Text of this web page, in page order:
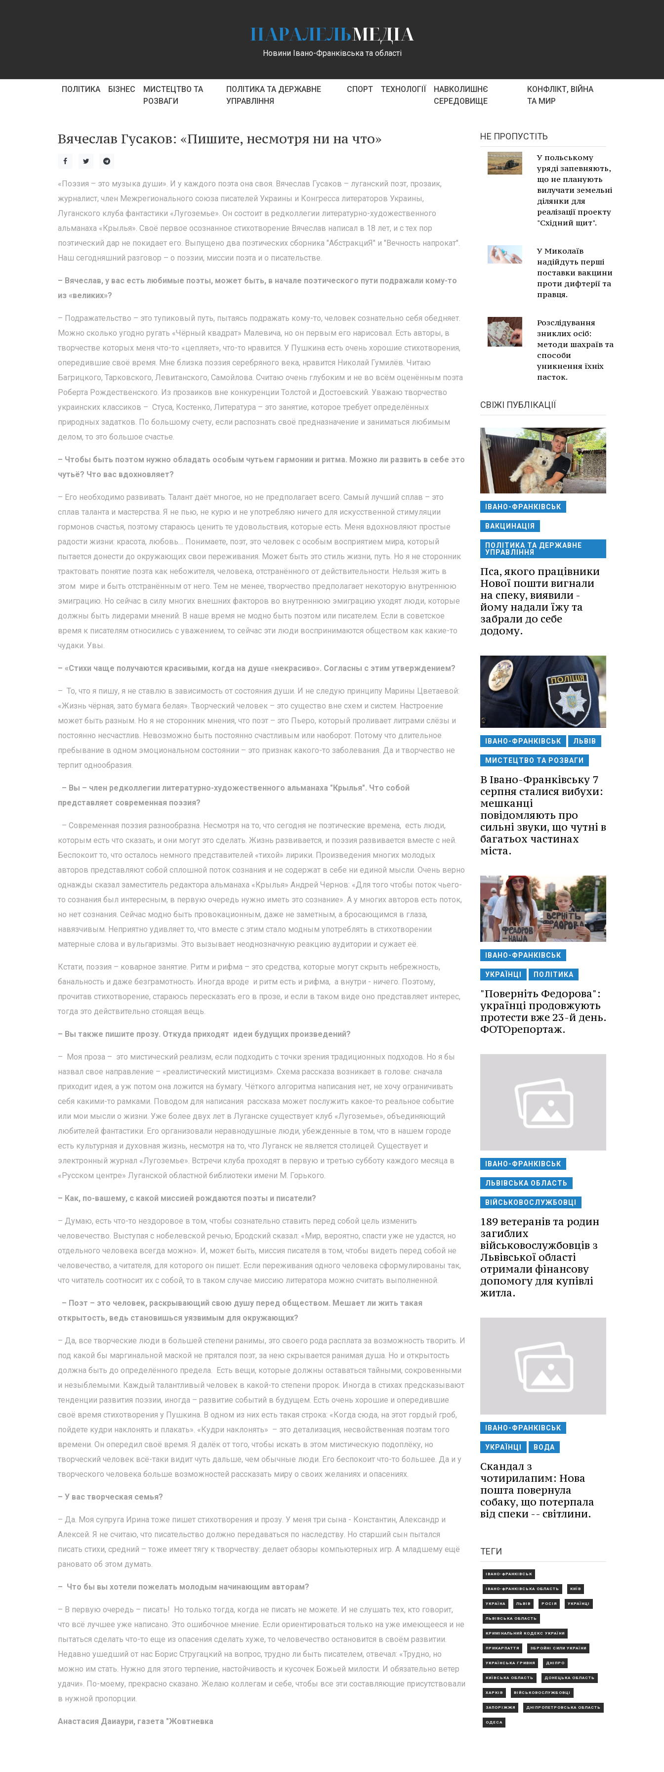
ПАРАЛЕЛЬМЕДІА
Новини Івано-Франківська та області
ПОЛІТИКА БІЗНЕС
МИСТЕЦТВО ТА
РОЗВАГИ
ПОЛІТИКА ТА ДЕРЖАВНЕ
УПРАВЛІННЯ
СПОРТ ТЕХНОЛОГІЇ
НАВКОЛИШНЄ
СЕРЕДОВИЩЕ
КОНФЛІКТ, ВІЙНА
ТА МИР
Вячеслав Гусаков: «Пишите, несмотря ни на что»
«Поэзия – это музыка души». И у каждого поэта она своя. Вячеслав Гусаков – луганский поэт, прозаик,
журналист, член Межрегионального союза писателей Украины и Конгресса литераторов Украины,
Луганского клуба фантастики «Лугоземье». Он состоит в редколлегии литературно-художественного
альманаха «Крылья». Своё первое осознанное стихотворение Вячеслав написал в 18 лет, и с тех пор
поэтический дар не покидает его. Выпущено два поэтических сборника "АбстракциЯ" и "Вечность напрокат".
Наш сегодняшний разговор – о поэзии, миссии поэта и о писательстве.
– Вячеслав, у вас есть любимые поэты, может быть, в начале поэтического пути подражали кому-то
из «великих»?
– Подражательство – это тупиковый путь, пытаясь подражать кому-то, человек сознательно себя обедняет.
Можно сколько угодно ругать «Чёрный квадрат» Малевича, но он первым его нарисовал. Есть авторы, в
творчестве которых меня что-то «цепляет», что-то нравится. У Пушкина есть очень хорошие стихотворения,
опередившие своё время. Мне близка поэзия серебряного века, нравится Николай Гумилёв. Читаю
Багрицкого, Тарковского, Левитанского, Самойлова. Считаю очень глубоким и не во всём оценённым поэта
Роберта Рождественского. Из прозаиков вне конкуренции Толстой и Достоевский. Уважаю творчество
украинских классиков – Стуса, Костенко, Литература – это занятие, которое требует определённых
природных задатков. По большому счету, если распознать своё предназначение и заниматься любимым
делом, то это большое счастье.
– Чтобы быть поэтом нужно обладать особым чутьем гармонии и ритма. Можно ли развить в себе это
чутьё? Что вас вдохновляет?
– Его необходимо развивать. Талант даёт многое, но не предполагает всего. Самый лучший сплав – это
сплав таланта и мастерства. Я не пью, не курю и не употребляю ничего для искусственной стимуляции
гормонов счастья, поэтому стараюсь ценить те удовольствия, которые есть. Меня вдохновляют простые
радости жизни: красота, любовь… Понимаете, поэт, это человек с особым восприятием мира, который
пытается донести до окружающих свои переживания. Может быть это стиль жизни, путь. Но я не сторонник
трактовать понятие поэта как небожителя, человека, отстранённого от действительности. Нельзя жить в
этом мире и быть отстранённым от него. Тем не менее, творчество предполагает некоторую внутреннюю
эмиграцию. Но сейчас в силу многих внешних факторов во внутреннюю эмиграцию уходят люди, которые
должны быть лидерами мнений. В наше время не модно быть поэтом или писателем. Если в советское
время к писателям относились с уважением, то сейчас эти люди воспринимаются обществом как какие-то
чудаки. Увы.
– «Стихи чаще получаются красивыми, когда на душе «некрасиво». Согласны с этим утверждением?
– То, что я пишу, я не ставлю в зависимость от состояния души. И не следую принципу Марины Цветаевой:
«Жизнь чёрная, зато бумага белая». Творческий человек – это существо вне схем и систем. Настроение
может быть разным. Но я не сторонник мнения, что поэт – это Пьеро, который проливает литрами слёзы и
постоянно несчастлив. Невозможно быть постоянно счастливым или наоборот. Потому что длительное
пребывание в одном эмоциональном состоянии – это признак какого-то заболевания. Да и творчество не
терпит однообразия.
– Вы – член редколлегии литературно-художественного альманаха "Крылья". Что собой
представляет современная поэзия?
– Современная поэзия разнообразна. Несмотря на то, что сегодня не поэтические времена, есть люди,
которым есть что сказать, и они могут это сделать. Жизнь развивается, и поэзия развивается вместе с ней.
Беспокоит то, что осталось немного представителей «тихой» лирики. Произведения многих молодых
авторов представляют собой сплошной поток сознания и не содержат в себе ни единой мысли. Очень верно
однажды сказал заместитель редактора альманаха «Крылья» Андрей Чернов: «Для того чтобы поток чьего-
то сознания был интересным, в первую очередь нужно иметь это сознание». А у многих авторов есть поток,
но нет сознания. Сейчас модно быть провокационным, даже не заметным, а бросающимся в глаза,
навязчивым. Неприятно удивляет то, что вместе с этим стало модным употреблять в стихотворении
матерные слова и вульгаризмы. Это вызывает неоднозначную реакцию аудитории и сужает её.
Кстати, поэзия – коварное занятие. Ритм и рифма – это средства, которые могут скрыть небрежность,
банальность и даже безграмотность. Иногда вроде и ритм есть и рифма, а внутри - ничего. Поэтому,
прочитав стихотворение, стараюсь пересказать его в прозе, и если в таком виде оно представляет интерес,
тогда это действительно стоящая вещь.
– Вы также пишите прозу. Откуда приходят идеи будущих произведений?
– Моя проза – это мистический реализм, если подходить с точки зрения традиционных подходов. Но я бы
назвал свое направление – «реалистический мистицизм». Схема рассказа возникает в голове: сначала
приходит идея, а уж потом она ложится на бумагу. Чёткого алгоритма написания нет, не хочу ограничивать
себя какими-то рамками. Поводом для написания рассказа может послужить какое-то реальное событие
или мои мысли о жизни. Уже более двух лет в Луганске существует клуб «Лугоземье», объединяющий
любителей фантастики. Его организовали неравнодушные люди, убежденные в том, что в нашем городе
есть культурная и духовная жизнь, несмотря на то, что Луганск не является столицей. Существует и
электронный журнал «Лугоземье». Встречи клуба проходят в первую и третью субботу каждого месяца в
«Русском центре» Луганской областной библиотеки имени М. Горького.
– Как, по-вашему, с какой миссией рождаются поэты и писатели?
– Думаю, есть что-то нездоровое в том, чтобы сознательно ставить перед собой цель изменить
человечество. Выступая с нобелевской речью, Бродский сказал: «Мир, вероятно, спасти уже не удастся, но
отдельного человека всегда можно». И, может быть, миссия писателя в том, чтобы видеть перед собой не
человечество, а читателя, для которого он пишет. Если переживания одного человека сформулированы так,
что читатель соотносит их с собой, то в таком случае миссию литератора можно считать выполненной.
– Поэт – это человек, раскрывающий свою душу перед обществом. Мешает ли жить такая
открытость, ведь становишься уязвимым для окружающих?
– Да, все творческие люди в большей степени ранимы, это своего рода расплата за возможность творить. И
под какой бы маргинальной маской не прятался поэт, за нею скрывается ранимая душа. Но и открытость
должна быть до определённого предела. Есть вещи, которые должны оставаться тайными, сокровенными
и незыблемыми. Каждый талантливый человек в какой-то степени пророк. Иногда в стихах предсказывают
тенденции развития поэзии, иногда – развитие событий в будущем. Есть очень хорошие и опередившие
своё время стихотворения у Пушкина. В одном из них есть такая строка: «Когда сюда, на этот гордый гроб,
пойдете кудри наклонять и плакать». «Кудри наклонять» – это детализация, несвойственная поэтам того
времени. Он опередил своё время. Я далёк от того, чтобы искать в этом мистическую подоплёку, но
творческий человек всё-таки видит чуть дальше, чем обычные люди. Его беспокоит что-то большее. Да и у
творческого человека больше возможностей рассказать миру о своих желаниях и опасениях.
– У вас творческая семья?
– Да. Моя супруга Ирина тоже пишет стихотворения и прозу. У меня три сына - Константин, Александр и
Алексей. Я не считаю, что писательство должно передаваться по наследству. Но старший сын пытался
писать стихи, средний – тоже имеет тягу к творчеству: делает обзоры компьютерных игр. А младшему ещё
рановато об этом думать.
– Что бы вы хотели пожелать молодым начинающим авторам?
– В первую очередь – писать! Но только тогда, когда не писать не можете. И не слушать тех, кто говорит,
что всё лучшее уже написано. Это ошибочное мнение. Если ориентироваться только на уже имеющееся и не
пытаться сделать что-то еще из опасения сделать хуже, то человечество остановится в своём развитии.
Недавно ушедший от нас Борис Стругацкий на вопрос, трудно ли быть писателем, отвечал: «Трудно, но
можно им стать. Нужно для этого терпение, настойчивость и кусочек Божьей милости. И обязательно ветер
удачи». По-моему, прекрасно сказано. Желаю коллегам и себе, чтобы все эти составляющие присутствовали
в нужной пропорции.
Анастасия Даиаури, газета "Жовтневка
НЕ ПРОПУСТІТЬ
У польському
уряді запевняють,
що не планують
вилучати земельні
ділянки для
реалізації проекту
"Східний щит".
У Миколаїв
надійдуть перші
поставки вакцини
проти дифтерії та
правця.
Розслідування
зниклих осіб:
методи шахраїв та
способи
уникнення їхніх
пасток.
СВІЖІ ПУБЛІКАЦІЇ
ІВАНО-ФРАНКІВСЬК
ВАКЦИНАЦІЯ
ПОЛІТИКА ТА ДЕРЖАВНЕ
УПРАВЛІННЯ
Пса, якого працівники
Нової пошти вигнали
на спеку, виявили -
йому надали їжу та
забрали до себе
додому.
ІВАНО-ФРАНКІВСЬК ЛЬВІВ
МИСТЕЦТВО ТА РОЗВАГИ
В Івано-Франківську 7
серпня сталися вибухи:
мешканці
повідомляють про
сильні звуки, що чутні в
багатьох частинах
міста.
ІВАНО-ФРАНКІВСЬК
УКРАЇНЦІ ПОЛІТИКА
"Поверніть Федорова":
українці продовжують
протести вже 23-й день.
ФОТОрепортаж.
ІВАНО-ФРАНКІВСЬК
ЛЬВІВСЬКА ОБЛАСТЬ
ВІЙСЬКОВОСЛУЖБОВЦІ
189 ветеранів та родин
загиблих
військовослужбовців з
Львівської області
отримали фінансову
допомогу для купівлі
житла.
ІВАНО-ФРАНКІВСЬК
УКРАЇНЦІ ВОДА
Скандал з
чотирилапим: Нова
пошта повернула
собаку, що потерпала
від спеки -- світлини.
ТЕГИ
ІВАНО-ФРАНКІВСЬК
ІВАНО-ФРАНКІВСЬКА ОБЛАСТЬ КИЇВ
УКРАЇНА ЛЬВІВ РОСІЯ УКРАЇНЦІ
ЛЬВІВСЬКА ОБЛАСТЬ
КРИМІНАЛЬНИЙ КОДЕКС УКРАЇНИ
ПРИКАРПАТТЯ ЗБРОЙНІ СИЛИ УКРАЇНИ
УКРАЇНСЬКА ГРИВНЯ ДНІПРО
КИЇВСЬКА ОБЛАСТЬ ДОНЕЦЬКА ОБЛАСТЬ
ХАРКІВ ВІЙСЬКОВОСЛУЖБОВЦІ
ЗАПОРІЖЖЯ ДНІПРОПЕТРОВСЬКА ОБЛАСТЬ
ОДЕСА